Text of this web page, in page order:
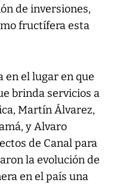
de inversiones,
fructífera esta
en el lugar en que
brinda servicios a
Martín Álvarez,
y Alvaro
de Canal para
la evolución de
en el país una